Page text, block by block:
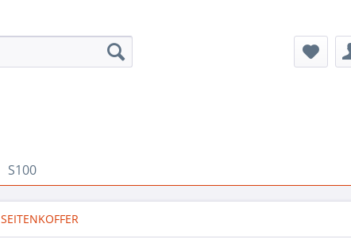
S100
SEITENKOFFER